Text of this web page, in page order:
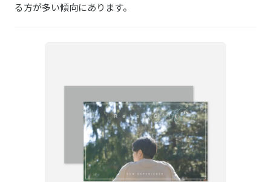
る方が多い傾向にあります。